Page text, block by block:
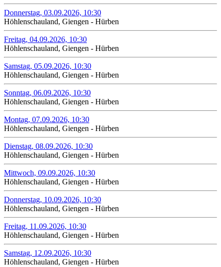
Donnerstag, 03.09.2026, 10:30
Höhlenschauland, Giengen - Hürben
Freitag, 04.09.2026, 10:30
Höhlenschauland, Giengen - Hürben
Samstag, 05.09.2026, 10:30
Höhlenschauland, Giengen - Hürben
Sonntag, 06.09.2026, 10:30
Höhlenschauland, Giengen - Hürben
Montag, 07.09.2026, 10:30
Höhlenschauland, Giengen - Hürben
Dienstag, 08.09.2026, 10:30
Höhlenschauland, Giengen - Hürben
Mittwoch, 09.09.2026, 10:30
Höhlenschauland, Giengen - Hürben
Donnerstag, 10.09.2026, 10:30
Höhlenschauland, Giengen - Hürben
Freitag, 11.09.2026, 10:30
Höhlenschauland, Giengen - Hürben
Samstag, 12.09.2026, 10:30
Höhlenschauland, Giengen - Hürben